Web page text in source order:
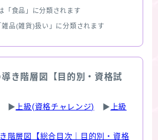
「食品」に分類されます
雑品(雑貨)扱い」に分類されます
き階層図【目的別・資格試
▶ 上級(資格チャレンジ) ▶ 上級
階層図【総合目次｜目的別・資格